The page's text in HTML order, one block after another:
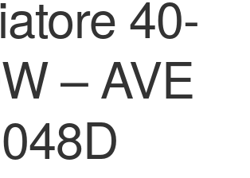
40-
– AVE